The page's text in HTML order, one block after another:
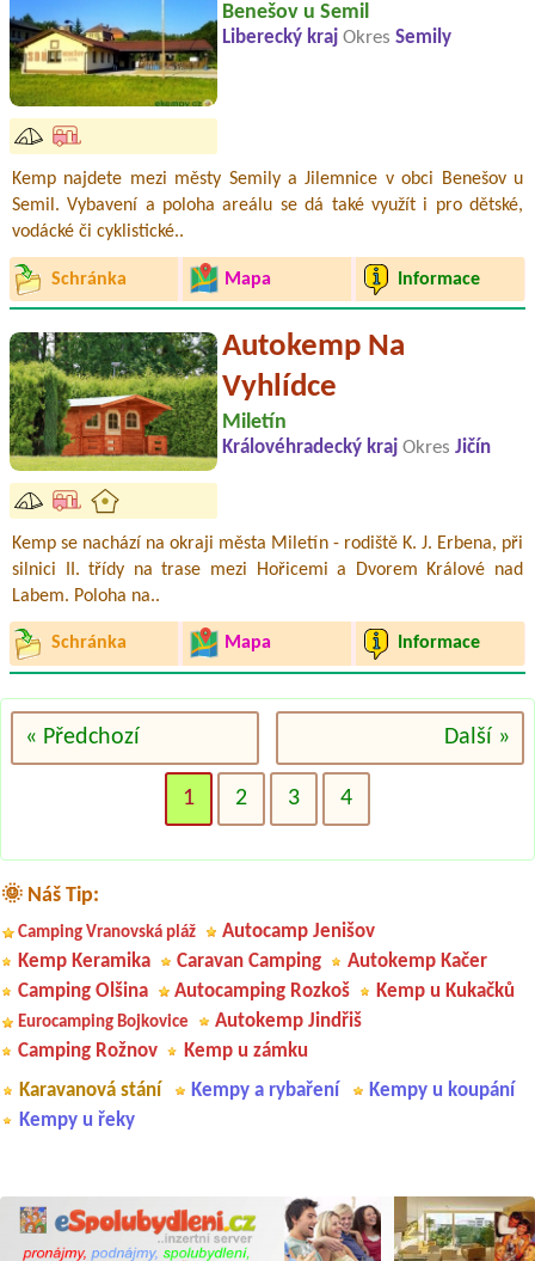
Benešov u Semil
Liberecký kraj Okres Semily
Kemp najdete mezi městy Semily a Jilemnice v obci Benešov u
Semil. Vybavení a poloha areálu se dá také využít i pro dětské,
vodácké či cyklistické..
Schránka Mapa Informace
Autokemp Na
Vyhlídce
Miletín
Královéhradecký kraj Okres Jičín
Kemp se nachází na okraji města Miletín - rodiště K. J. Erbena, při
silnici II. třídy na trase mezi Hořicemi a Dvorem Králové nad
Labem. Poloha na..
Schránka Mapa Informace
« Předchozí Další »
1 2 3 4
🌞 Náš Tip:
Camping Vranovská pláž
Autocamp Jenišov
Kemp Keramika
Caravan Camping
Autokemp Kačer
Camping Olšina
Autocamping Rozkoš Kemp u Kukačků
Eurocamping Bojkovice
Autokemp Jindřiš
Camping Rožnov
Kemp u zámku
Karavanová stání
Kempy a rybaření
Kempy u koupání
Kempy u řeky